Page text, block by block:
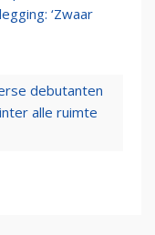
‘Zwaar
debutanten
alle ruimte